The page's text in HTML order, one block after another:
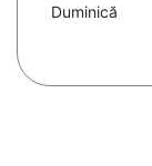
Duminică